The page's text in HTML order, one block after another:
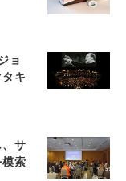
ョ
キ
サ
索